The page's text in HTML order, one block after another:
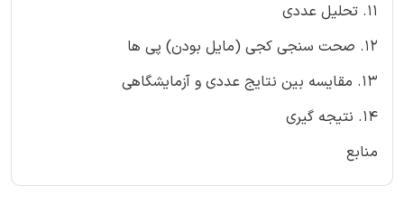
11. تحلیل عددی
12. صحت سنجی کجی (مایل بودن) پی ها
13. مقایسه بین نتایج عددی و آزمایشگاهی
14. نتیجه گیری
منابع